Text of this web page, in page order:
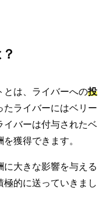
とは、ライバーへの投
たライバーにはベリー
イバーは付与されたベ
獲得できます。
に大きな影響を与える
的に送っていきまし